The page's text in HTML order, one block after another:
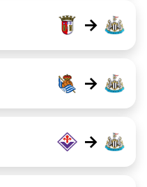
→
→
→